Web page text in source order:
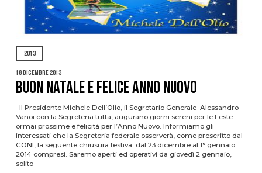
2013
18 Dicembre 2013
BUON NATALE E FELICE ANNO NUOVO
Il Presidente Michele Dell’Olio, il Segretario Generale Alessandro
Vanoi con la Segreteria tutta, augurano giorni sereni per le Feste
ormai prossime e felicità per l’Anno Nuovo. Informiamo gli
interessati che la Segreteria federale osserverà, come prescritto dal
CONI, la seguente chiusura festiva: dal 23 dicembre al 1° gennaio
2014 compresi. Saremo aperti ed operativi da giovedì 2 gennaio,
solito